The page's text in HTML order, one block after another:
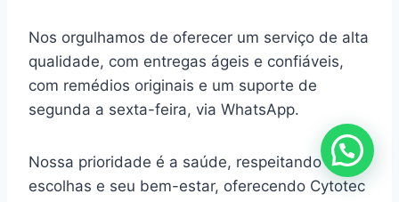
Nos orgulhamos de oferecer um serviço de alta
qualidade, com entregas ágeis e confiáveis,
com remédios originais e um suporte de
segunda a sexta-feira, via WhatsApp.
Nossa prioridade é a saúde, respeitando suas
escolhas e seu bem-estar, oferecendo Cytotec